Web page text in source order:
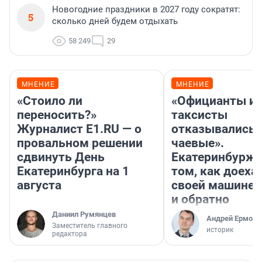
5
Новогодние праздники в 2027 году сократят:
сколько дней будем отдыхать
58 249 29
МНЕНИЕ
«Стоило ли
переносить?»
Журналист E1.RU — о
провальном решении
сдвинуть День
Екатеринбурга на 1
августа
Даниил Румянцев
Заместитель главного
редактора
МНЕНИЕ
«Официанты и
таксисты
отказывались
чаевые».
том, как
своей машине
и обратно
Андрей
историк